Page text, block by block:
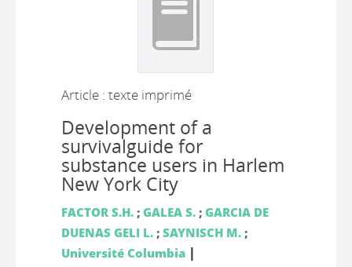
Article : texte imprimé
Development of a
survivalguide for
substance users in Harlem
New York City
FACTOR S.H.; GALEA S.; GARCIA DE
DUENAS GELI L.; SAYNISCH M.;
Université Columbia |